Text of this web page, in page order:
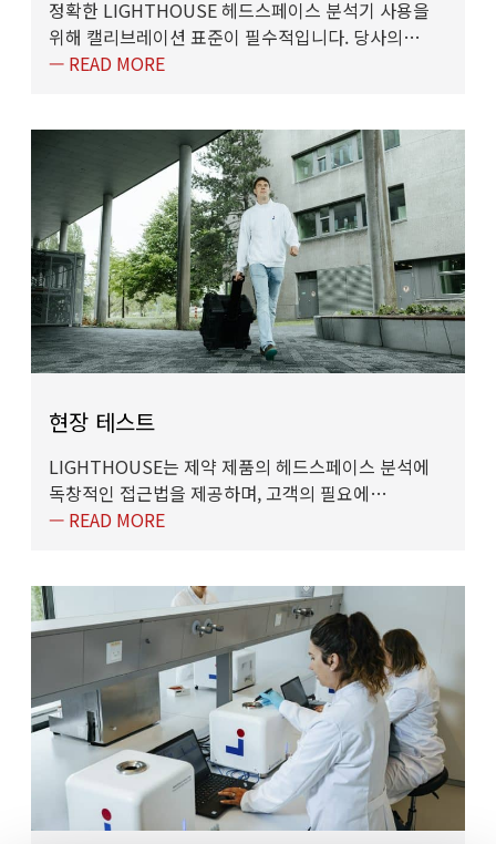
정확한 LIGHTHOUSE 헤드스페이스 분석기 사용을
위해 캘리브레이션 표준이 필수적입니다. 당사의…
— READ MORE
현장 테스트
LIGHTHOUSE는 제약 제품의 헤드스페이스 분석에
독창적인 접근법을 제공하며, 고객의 필요에…
— READ MORE